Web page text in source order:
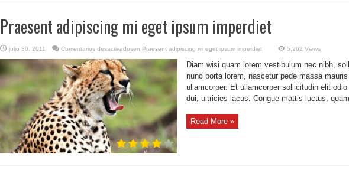
Praesent adipiscing mi eget ipsum imperdiet
julio 30, 2011 Comentarios desactivadosen Praesent adipiscing mi eget ipsum imperdiet 5,262 Views
Diam wisi quam lorem vestibulum nec nibh,
nunc porta lorem, nascetur pede massa
ullamcorper. Et ullamcorper sollicitudin elit
dui, ultricies lacus. Congue mattis luctus,
Read More »